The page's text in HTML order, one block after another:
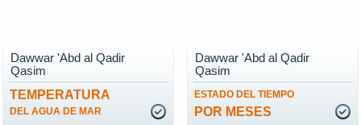
TEMPERATURA
DEL AGUA DE MAR
Dawwar 'Abd al Qadir
Qasim
ESTADO DEL TIEMPO
POR MESES
Dawwar 'Abd al Qadir
Qasim